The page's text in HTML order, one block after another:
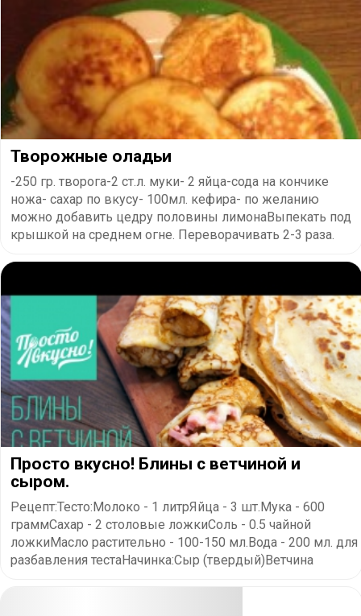
Творожные оладьи
-250 гр. творога-2 ст.л. муки- 2 яйца-сода на кончике
ножа- сахар по вкусу- 100мл. кефира- по желанию
можно добавить цедру половины лимонаВыпекать под
крышкой на среднем огне. Переворачивать 2-3 раза.
Просто вкусно! Блины с ветчиной и
сыром.
Рецепт:Тесто:Молоко - 1 литрЯйца - 3 шт.Мука - 600
граммСахар - 2 столовые ложкиСоль - 0.5 чайной
ложкиМасло растительно - 100-150 мл.Вода - 200 мл. для
разбавления тестаНачинка:Сыр (твердый)Ветчина